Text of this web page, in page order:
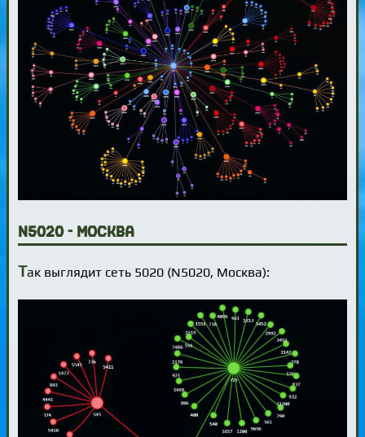
N5020 - Москва
Так выглядит сеть 5020 (N5020, Москва):